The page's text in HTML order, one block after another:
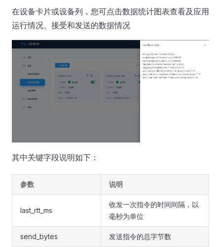
在设备卡片或设备列，您可点击数据统计图表查看及应用
运行情况、接受和发送的数据情况
其中关键字段说明如下：
参数 说明
last_rtt_ms
收发一次指令的时间间隔，以
毫秒为单位
send_bytes 发送指令的总字节数